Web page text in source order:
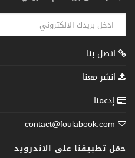
اتصل بنا
انشر معنا
إدعمنا
contact@foulabook.com
حمّل تطبيقنا على الاندرويد